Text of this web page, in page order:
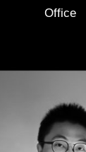
Office